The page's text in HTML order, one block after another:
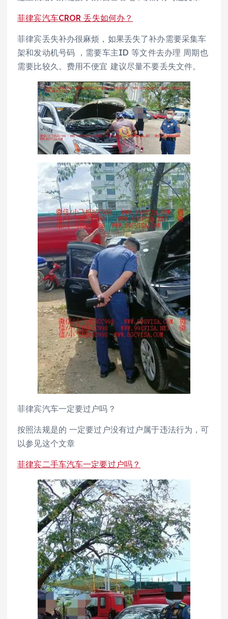
菲律宾汽车CROR 丢失如何办？
菲律宾丢失补办很麻烦，如果丢失了补办需要采集车
架和发动机号码 ，需要车主ID 等文件去办理 周期也
需要比较久。费用不便宜 建议尽量不要丢失文件。
菲律宾汽车一定要过户吗？
按照法规是的 一定要过户没有过户属于违法行为，可
以参见这个文章
菲律宾二手车汽车一定要过户吗？